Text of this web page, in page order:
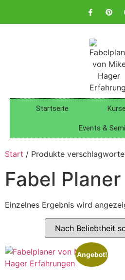
Startseite Kurse
Events &
Start / Produkte
Fabel Planer
Einzelnes Ergebnis wird
Angebot!